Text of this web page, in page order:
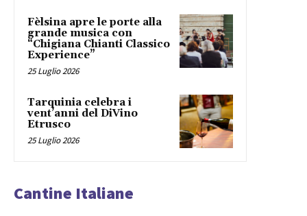
Fèlsina apre le porte alla
grande musica con
“Chigiana Chianti Classico
Experience”
25 Luglio 2026
Tarquinia celebra i
vent’anni del DiVino
Etrusco
25 Luglio 2026
Cantine Italiane